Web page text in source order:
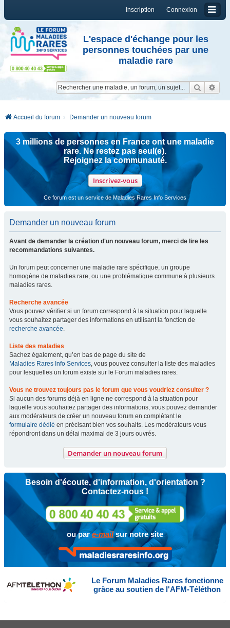
Connexion
Inscription
L'espace d'échange pour les
personnes touchées par une
maladie rare
Accueil du forum Demander un nouveau forum
3 millions de personnes en France ont une maladie
rare. Ne restez pas seul(e).
Rejoignez la communauté.
Inscrivez-vous
Ce forum est un service de Maladies Rares Info Services
Demander un nouveau forum
Avant de demander la création d'un nouveau forum, merci de lire les
recommandations suivantes.
Un forum peut concerner une maladie rare spécifique, un groupe
homogène de maladies rare, ou une problématique commune à plusieurs
maladies rares.
Recherche avancée
Vous pouvez vérifier si un forum correspond à la situation pour laquelle
vous souhaitez partager des informations en utilisant la fonction de
recherche avancée.
Liste des maladies
Sachez également, qu’en bas de page du site de
Maladies Rares Info Services, vous pouvez consulter la liste des maladies
pour lesquelles un forum existe sur le Forum maladies rares.
Vous ne trouvez toujours pas le forum que vous voudriez consulter ?
Si aucun des forums déjà en ligne ne correspond à la situation pour
laquelle vous souhaitez partager des informations, vous pouvez demander
aux modérateurs de créer un nouveau forum en complétant le
formulaire dédié en précisant bien vos souhaits. Les modérateurs vous
répondront dans un délai maximal de 3 jours ouvrés.
Demander un nouveau forum
Besoin d'écoute, d'information, d'orientation ?
Contactez-nous !
ou pare-mailsur notre site
Le Forum Maladies Rares fonctionne
grâce au soutien de l'AFM-Téléthon